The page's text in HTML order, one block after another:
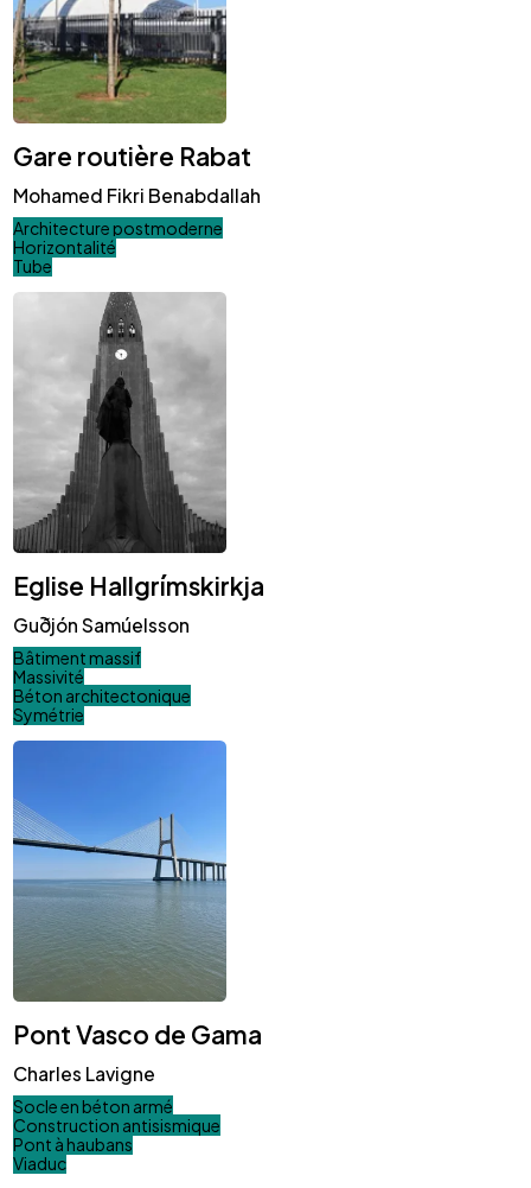
Gare routière Rabat
Mohamed Fikri Benabdallah
Architecture postmoderne
Horizontalité
Tube
Eglise Hallgrímskirkja
Guðjón Samúelsson
Bâtiment massif
Massivité
Béton architectonique
Symétrie
Pont Vasco de Gama
Charles Lavigne
Socle en béton armé
Construction antisismique
Pont à haubans
Viaduc